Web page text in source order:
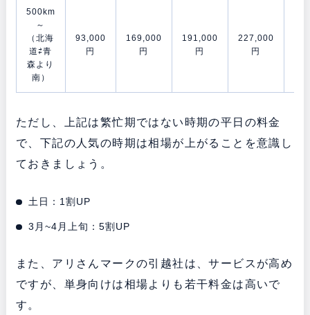
500km
～
（北海
道⇄青
森より
南）
93,000
円
169,000
円
191,000
円
227,000
円
ただし、上記は繁忙期ではない時期の平日の料金
で、下記の人気の時期は相場が上がることを意識し
ておきましょう。
土日：1割UP
3月~4月上旬：5割UP
また、アリさんマークの引越社は、サービスが高め
ですが、単身向けは相場よりも若干料金は高いで
す。